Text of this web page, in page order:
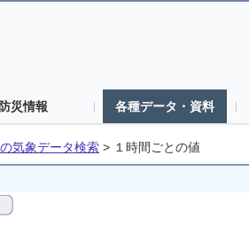
防災情報 各種データ・資料
気象データ検索 > １時間ごとの値